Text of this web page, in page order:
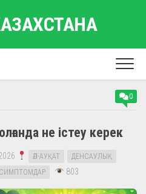
0
не істеу керек
ӘЛ-АУҚАТ
ДЕНСАУЛЫҚ
СИМПТОМДАР 803